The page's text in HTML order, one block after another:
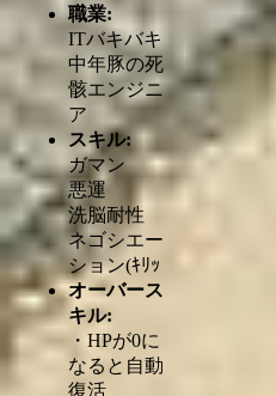
職業:
ITバキバキ
中年豚の死
骸エンジニ
ア
スキル:
ガマン
悪運
洗脳耐性
ネゴシエー
ション(ｷﾘｯ
オーバース
キル:
・HPが0に
なると自動
復活